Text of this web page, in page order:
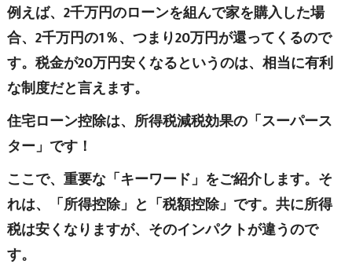
例えば、2千万円のローンを組んで家を購入した場
合、2千万円の1％、つまり20万円が還ってくるので
す。税金が20万円安くなるというのは、相当に有利
な制度だと言えます。
住宅ローン控除は、所得税減税効果の「スーパース
ター」です！
ここで、重要な「キーワード」をご紹介します。そ
れは、「所得控除」と「税額控除」です。共に所得
税は安くなりますが、そのインパクトが違うので
す。